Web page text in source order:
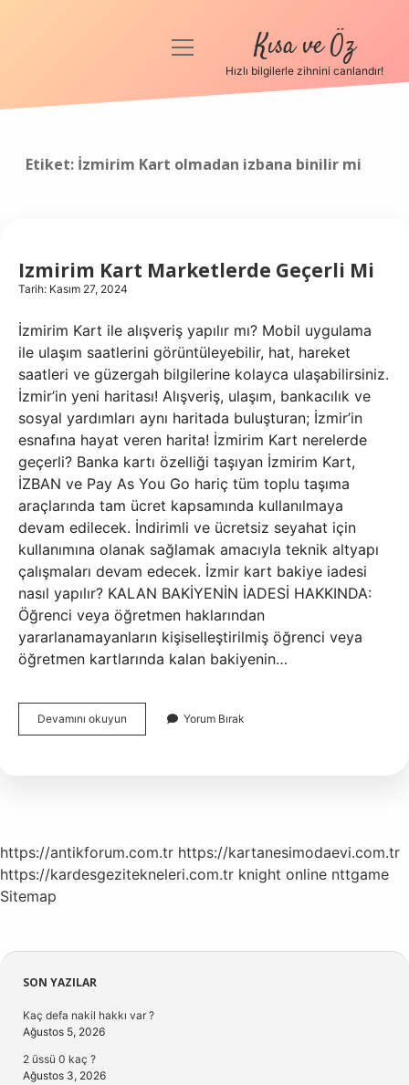
Anasayfa
menüyü
Kısa ve Öz
Hızlı bilgilerle zihnini canlandır!
Etiket: İzmirim Kart olmadan izbana binilir mi
Izmirim Kart Marketlerde Geçerli Mi
Tarih: Kasım 27, 2024
İzmirim Kart ile alışveriş yapılır mı? Mobil uygulama
ile ulaşım saatlerini görüntüleyebilir, hat, hareket
saatleri ve güzergah bilgilerine kolayca ulaşabilirsiniz.
İzmir’in yeni haritası! Alışveriş, ulaşım, bankacılık ve
sosyal yardımları aynı haritada buluşturan; İzmir’in
esnafına hayat veren harita! İzmirim Kart nerelerde
geçerli? Banka kartı özelliği taşıyan İzmirim Kart,
İZBAN ve Pay As You Go hariç tüm toplu taşıma
araçlarında tam ücret kapsamında kullanılmaya
devam edilecek. İndirimli ve ücretsiz seyahat için
kullanımına olanak sağlamak amacıyla teknik altyapı
çalışmaları devam edecek. İzmir kart bakiye iadesi
nasıl yapılır? KALAN BAKİYENİN İADESİ HAKKINDA:
Öğrenci veya öğretmen haklarından
yararlanamayanların kişiselleştirilmiş öğrenci veya
öğretmen kartlarında kalan bakiyenin…
Devamını okuyun
Kart
Yorum Bırak
https://antikforum.com.tr https://kartanesimodaevi.com.tr
https://kardesgezitekneleri.com.tr knight online nttgame
Sitemap
Sidebar
SON YAZILAR
Kaç defa nakil hakkı var ?
Ağustos 5, 2026
2 üssü 0 kaç ?
Ağustos 3, 2026